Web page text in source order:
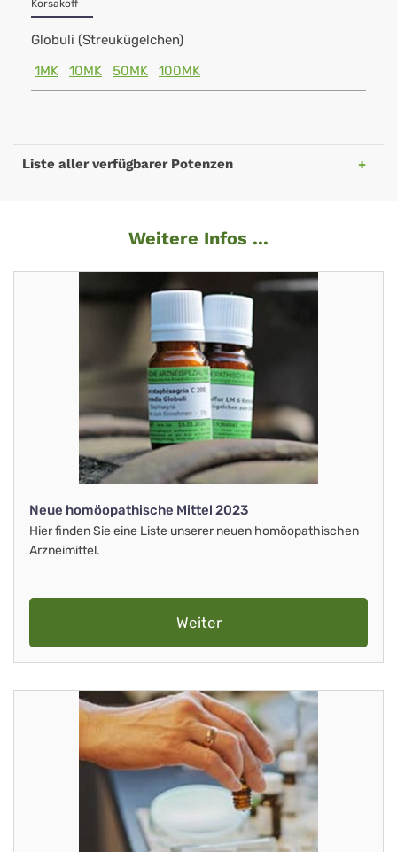
Korsakoff
Globuli (Streukügelchen)
1MK
10MK 50MK 100MK
Liste aller verfügbarer Potenzen
Weitere Infos ...
Neue homöopathische Mittel 2023
Hier finden Sie eine Liste unserer neuen homöopathischen
Arzneimittel.
Weiter